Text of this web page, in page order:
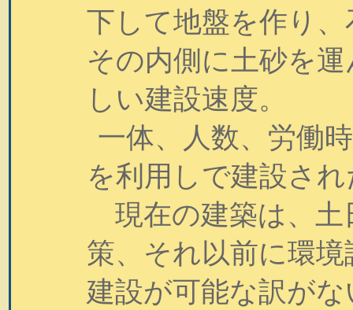
下して地盤を作り
その内側に土砂を
しい建設速度。
一体、人数、労働
を利用しで建設さ
現在の建築は、土
策、それ以前に環
建設が可能な訳が